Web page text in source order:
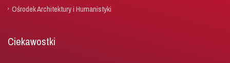
Ośrodek Architektury i Humanistyki
Ciekawostki